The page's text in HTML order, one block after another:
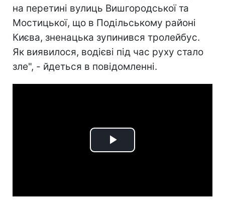
на перетині вулиць Вишгородської та
Мостицької, що в Подільському районі
Києва, зненацька зупинився тролейбус.
Як виявилося, водієві під час руху стало
зле", - йдеться в повідомленні.
Play